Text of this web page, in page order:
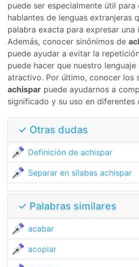
puede ser especialmente útil
hablantes de lenguas extranjeras
palabra exacta para expresar una
Además, conocer sinónimos de
puede ayudar a evitar la
puede hacer que nuestro
atractivo. Por último, conocer los
achispar puede ayudarnos a
significado y su uso en diferentes
✓ Otras dudas
Definición de achispar
Separar en sílabas achispar
✓ Palabras similares
acabar
acopiar